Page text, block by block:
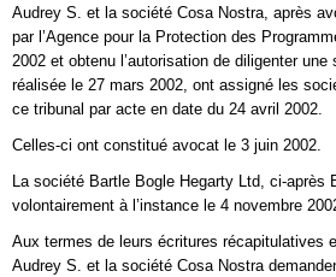
Audrey S. et la société Cosa Nostra, après
par l’Agence pour la Protection des
2002 et obtenu l’autorisation de diligenter une
réalisée le 27 mars 2002, ont assigné les
ce tribunal par acte en date du 24 avril 2002.
Celles-ci ont constitué avocat le 3 juin 2002.
La société Bartle Bogle Hegarty Ltd, ci-après
volontairement à l’instance le 4 novembre
Aux termes de leurs écritures récapitulatives
Audrey S. et la société Cosa Nostra